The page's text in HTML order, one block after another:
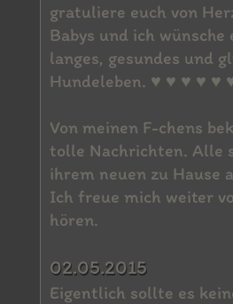
gratuliere euch von
Babys und ich wünsche
langes, gesundes und
Hundeleben. ♥ ♥ ♥ ♥ ♥
Von meinen F-chens
tolle Nachrichten. Alle
ihrem neuen zu Hause
Ich freue mich weiter
hören.
02.05.2015
Eigentlich sollte es